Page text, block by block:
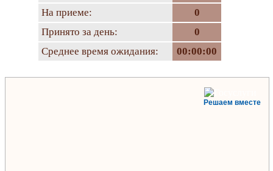
На приеме:
0
Принято за день:
0
Среднее время ожидания:
00:00:00
Решаем вместе